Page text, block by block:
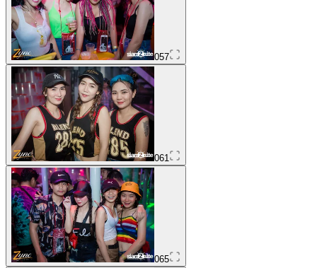
057
061
065